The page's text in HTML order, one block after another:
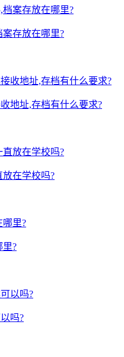
存放在哪里?
地址,存档有什么要求?
在学校吗?
里?
吗?